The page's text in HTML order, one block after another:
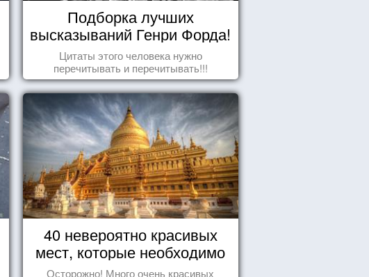
Подборка лучших
высказываний Генри Форда!
Цитаты этого человека нужно
перечитывать и перечитывать!!!
40 невероятно красивых
мест, которые необходимо
увидеть пока вы живы
Осторожно! Много очень красивых